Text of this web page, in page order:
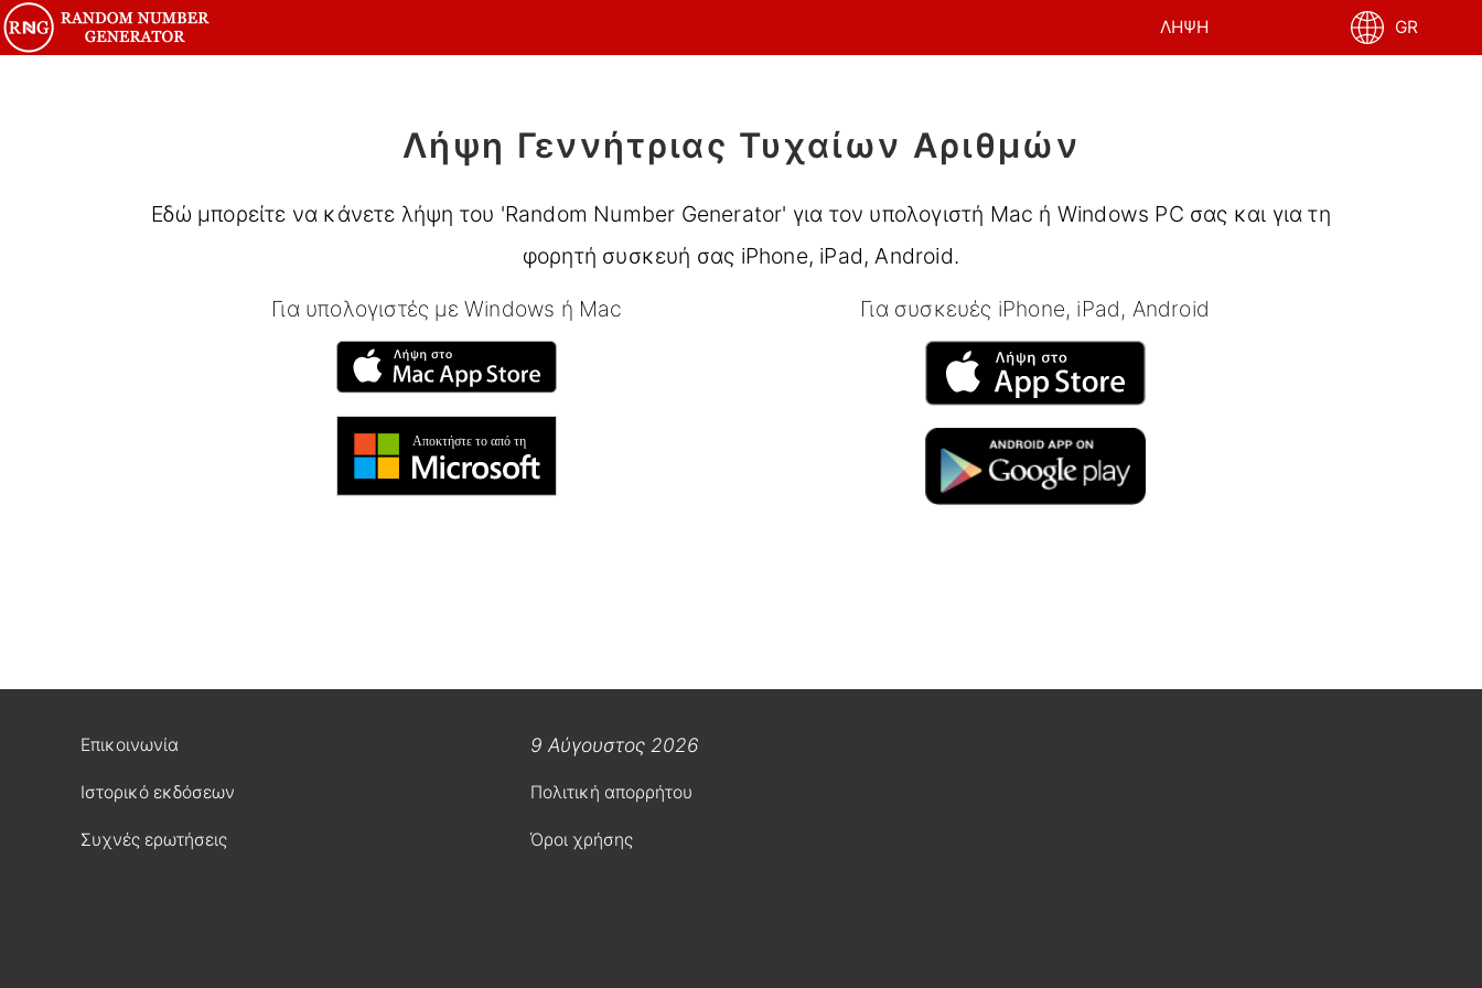
GR
ΛΉΨΗ
Λήψη Γεννήτριας Τυχαίων Αριθμών
Εδώ μπορείτε να κάνετε λήψη του 'Random Number Generator' για τον υπολογιστή Mac ή Windows PC σας και για τη
φορητή συσκευή σας iPhone, iPad, Android.
Για υπολογιστές με Windows ή Mac
Για συσκευές iPhone, iPad, Android
Επικοινωνία
Ιστορικό εκδόσεων
Συχνές ερωτήσεις
9 Αύγουστος 2026
Πολιτική απορρήτου
Όροι χρήσης